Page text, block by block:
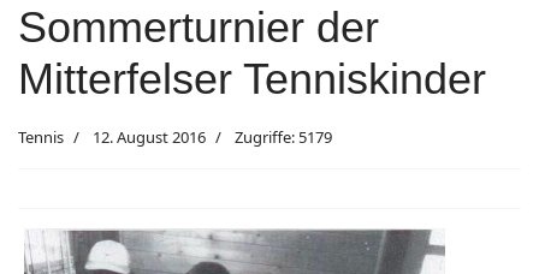
Sommerturnier der
Mitterfelser Tenniskinder
Tennis 12. August 2016 Zugriffe: 5179